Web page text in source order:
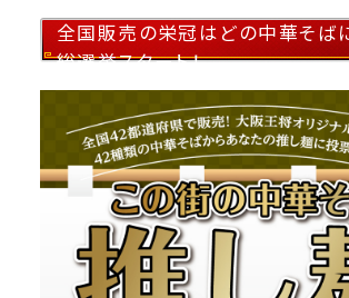
全国販売の栄冠はどの中華そば
総選挙スタート！